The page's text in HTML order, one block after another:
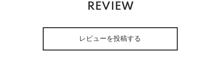
REVIEW
レビューを投稿する